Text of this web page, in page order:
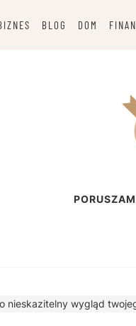
BLOG DOM
nieskazitelny wygląd